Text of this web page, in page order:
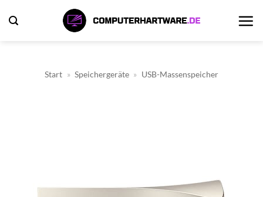
Inhalt
Start » Speichergeräte » USB-Massenspeicher